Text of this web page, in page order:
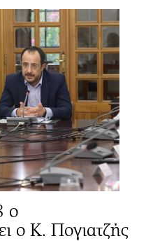
ο
ο Κ. Πογιατζής